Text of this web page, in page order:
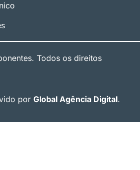
Todos os direitos
por Global Agência Digital.